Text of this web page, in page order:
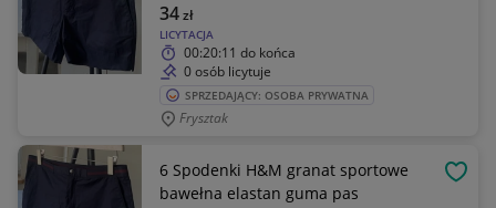
LICYTACJA
34zł
00:20:11 do końca
0 osób licytuje
SPRZEDAJĄCY: OSOBA PRYWATNA
Frysztak
6 Spodenki H&M granat sportowe
bawełna elastan guma pas